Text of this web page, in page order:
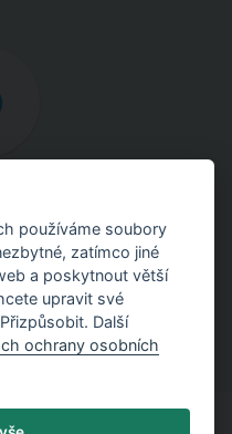
postupů použitých
používáme soubory
zatímco jiné
a poskytnout větší
upravit své
Další
ochrany osobních